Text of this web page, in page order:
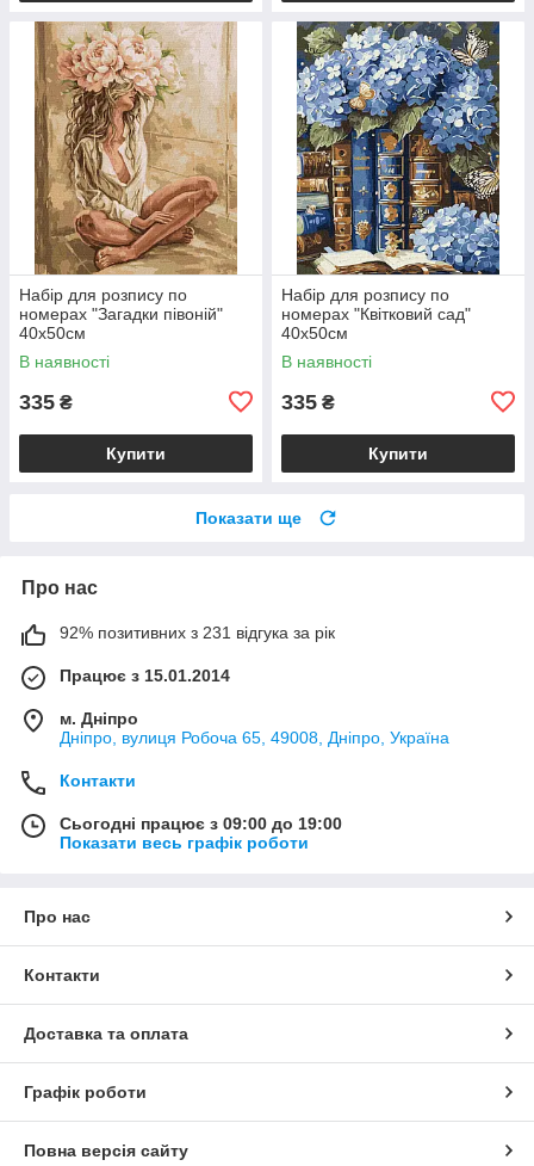
Набір для розпису по
номерах "Загадки півоній"
40х50см
В наявності
335 ₴
Купити
Набір для розпису по
номерах "Квітковий сад"
40х50см
В наявності
335 ₴
Купити
Показати ще
Про нас
92% позитивних з 231 відгука за рік
Працює з 15.01.2014
м. Дніпро
Дніпро, вулиця Робоча 65, 49008, Дніпро, Україна
Контакти
Сьогодні працює з 09:00 до 19:00
Показати весь графік роботи
Про нас
Контакти
Доставка та оплата
Графік роботи
Повна версія сайту